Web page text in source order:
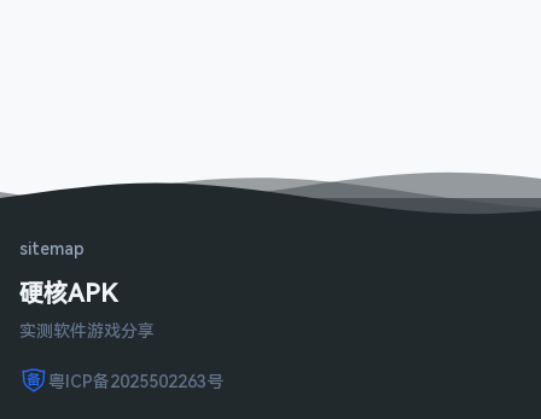
sitemap
硬核APK
实测软件游戏分享
粤ICP备2025502263号